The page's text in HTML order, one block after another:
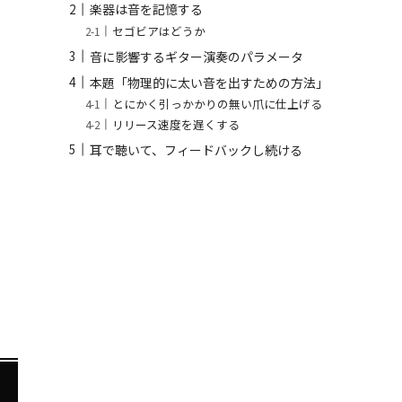
楽器は音を記憶する
セゴビアはどうか
音に影響するギター演奏のパラメータ
本題「物理的に太い音を出すための方法」
とにかく引っかかりの無い爪に仕上げる
リリース速度を遅くする
耳で聴いて、フィードバックし続ける